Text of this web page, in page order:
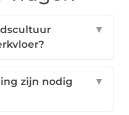
▼
zijn nodig
▼